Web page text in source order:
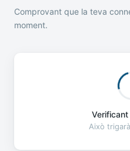
Comprovant que la teva
moment.
Verificant
Això